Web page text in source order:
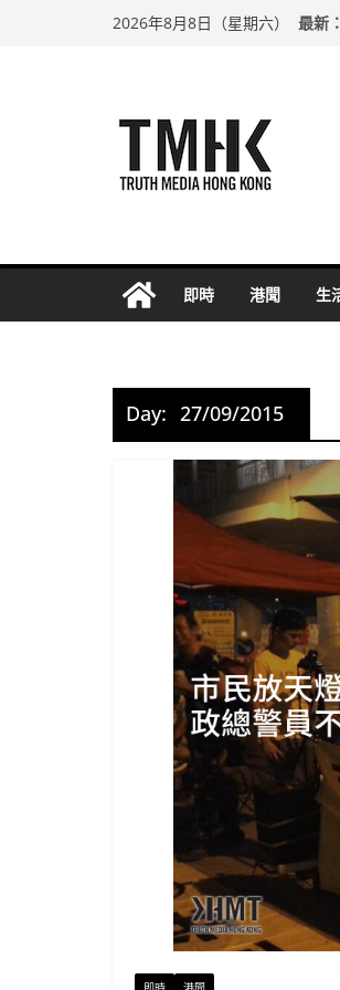
2026年8月8日（星期六） 最新：
即時 港聞 生
Day: 27/09/2015